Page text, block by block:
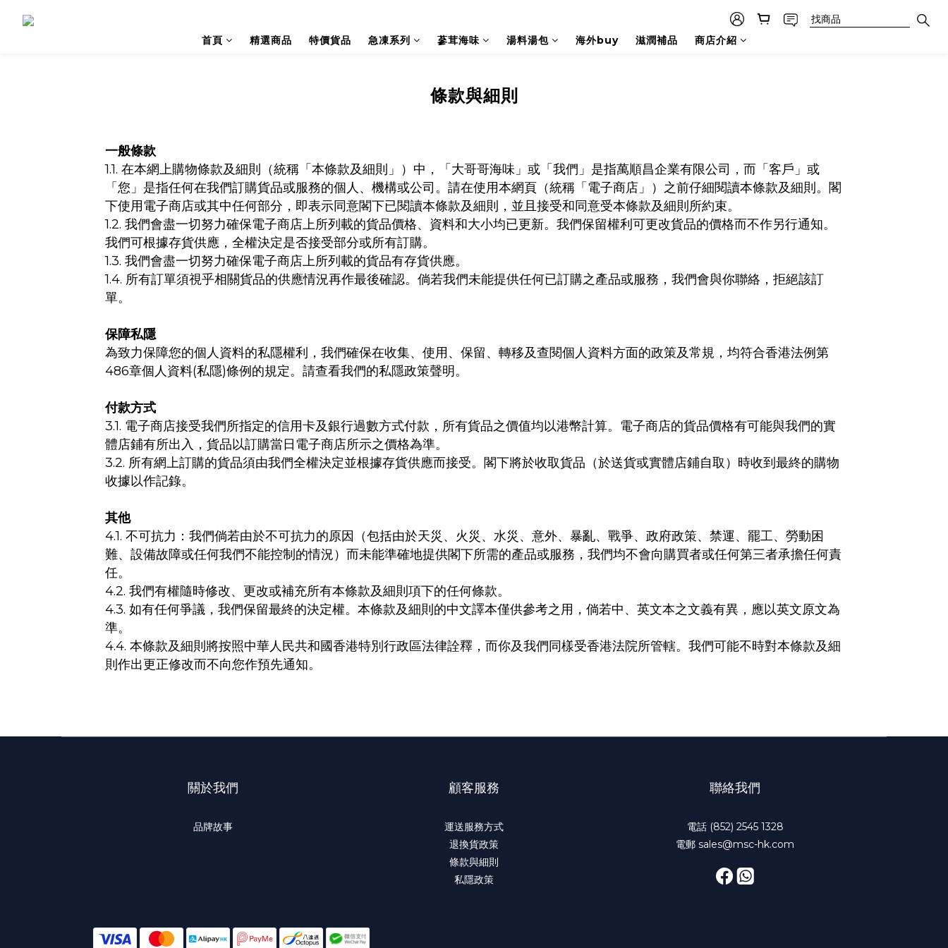
首頁 精選商品 特價貨品 急凍系列 蔘茸海味 湯料湯包 海外buy 滋潤補品 商店介紹
條款與細則
一般條款
1.1. 在本網上購物條款及細則（統稱「本條款及細則」）中，「大哥哥海味」或「我們」是指萬順昌企業有限公司，而「客戶」或
「您」是指任何在我們訂購貨品或服務的個人、機構或公司。請在使用本網頁（統稱「電子商店」）之前仔細閱讀本條款及細則。閣
下使用電子商店或其中任何部分，即表示同意閣下已閱讀本條款及細則，並且接受和同意受本條款及細則所約束。
1.2. 我們會盡一切努力確保電子商店上所列載的貨品價格、資料和大小均已更新。我們保留權利可更改貨品的價格而不作另行通知。
我們可根據存貨供應，全權決定是否接受部分或所有訂購。
1.3. 我們會盡一切努力確保電子商店上所列載的貨品有存貨供應。
1.4. 所有訂單須視乎相關貨品的供應情況再作最後確認。倘若我們未能提供任何已訂購之產品或服務，我們會與你聯絡，拒絕該訂
單。
保障私隱
為致力保障您的個人資料的私隱權利，我們確保在收集、使用、保留、轉移及查閱個人資料方面的政策及常規，均符合香港法例第
486章個人資料(私隱)條例的規定。請查看我們的私隱政策聲明。
付款方式
3.1. 電子商店接受我們所指定的信用卡及銀行過數方式付款，所有貨品之價值均以港幣計算。電子商店的貨品價格有可能與我們的實
體店鋪有所出入，貨品以訂購當日電子商店所示之價格為準。
3.2. 所有網上訂購的貨品須由我們全權決定並根據存貨供應而接受。閣下將於收取貨品（於送貨或實體店鋪自取）時收到最終的購物
收據以作記錄。
其他
4.1. 不可抗力：我們倘若由於不可抗力的原因（包括由於天災、火災、水災、意外、暴亂、戰爭、政府政策、禁運、罷工、勞動困
難、設備故障或任何我們不能控制的情況）而未能準確地提供閣下所需的產品或服務，我們均不會向購買者或任何第三者承擔任何責
任。
4.2. 我們有權隨時修改、更改或補充所有本條款及細則項下的任何條款。
4.3. 如有任何爭議，我們保留最終的決定權。本條款及細則的中文譯本僅供參考之用，倘若中、英文本之文義有異，應以英文原文為
準。
4.4. 本條款及細則將按照中華人民共和國香港特別行政區法律詮釋，而你及我們同樣受香港法院所管轄。我們可能不時對本條款及細
則作出更正修改而不向您作預先通知。
關於我們
品牌故事
顧客服務
運送服務方式
退換貨政策
條款與細則
私隱政策
聯絡我們
電話 (852) 2545 1328
電郵 sales@msc-hk.com